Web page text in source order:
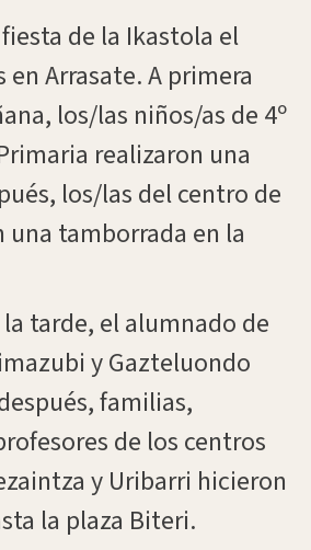
de la Ikastola el
en Arrasate. A primera
los/las niños/as de 4º
realizaron una
los/las del centro de
tamborrada en la
tarde, el alumnado de
y Gazteluondo
familias,
de los centros
y Uribarri hicieron
la plaza Biteri.